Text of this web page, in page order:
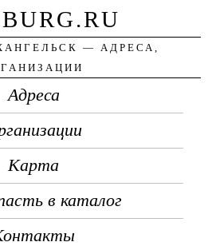
— АДРЕСА,
Адреса
Карта
в каталог